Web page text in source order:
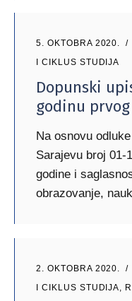
5. OKTOBRA 2020.
I CIKLUS STUDIJA
Dopunski
godinu
Na osnovu
Sarajevu broj 01-
godine i
obrazovanje,
2. OKTOBRA 2020.
I CIKLUS STUDIJA,